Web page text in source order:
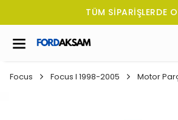
TÜM SİPARİŞLERDE OTO
Focus Focus I 1998-2005 Motor